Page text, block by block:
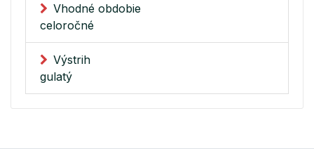
Vhodné obdobie
celoročné
Výstrih
gulatý